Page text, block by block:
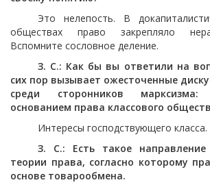
Это нелепость. В
обществах право закрепляло
Вспомните сословное деление.
З. С.: Как бы вы ответили на
сих пор вызывает ожесточенные
среди сторонников
основанием права классового
Интересы господствующего класса.
З. С.: Есть такое направление
теории права, согласно которому
основе товарообмена.